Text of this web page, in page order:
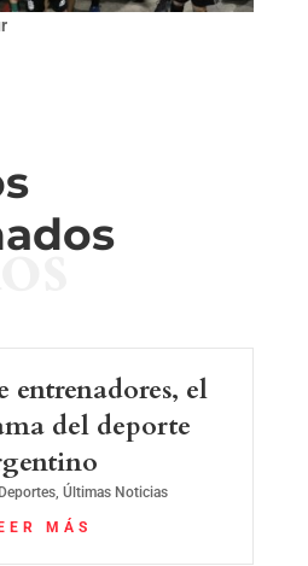
entrenadores, el
del deporte
Deportes, Últimas Noticias
MÁS